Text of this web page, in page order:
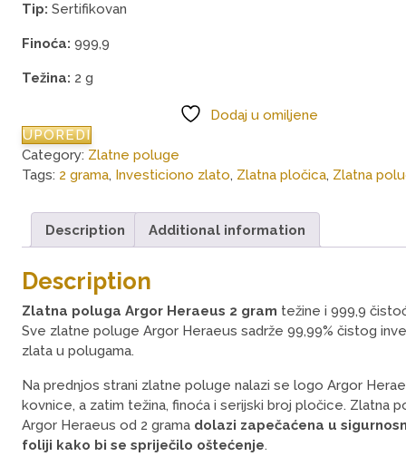
Tip: Sertifikovan
Finoća: 999,9
Težina: 2 g
Dodaj u omiljene
UPOREDI
Category: Zlatne poluge
Tags: 2 grama, Investiciono zlato, Zlatna pločica, Zlatna
Description Additional information
Description
Zlatna poluga Argor Heraeus 2 gram težine i 999,9
Sve zlatne poluge Argor Heraeus sadrže 99,99% čistog
zlata u polugama.
Na prednjos strani zlatne poluge nalazi se logo Argor
kovnice, a zatim težina, finoća i serijski broj pločice. Zlatna
Argor Heraeus od 2 grama dolazi zapečaćena u
foliji kako bi se spriječilo oštećenje.